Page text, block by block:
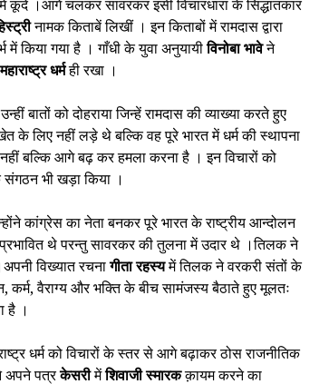
कूदे ।आगे चलकर सावरकर इसी विचारधारा के सिद्धांतकार
नामक किताबें लिखीं । इन किताबों में रामदास द्वारा
में किया गया है । गाँधी के युवा अनुयायीविनोबा भावेने
महाराष्ट्र धर्मही रखा ।
बातों को दोहराया जिन्हें रामदास की व्याख्या करते हुए
के लिए नहीं लड़े थे बल्कि वह पूरे भारत में धर्म की स्थापना
बल्कि आगे बढ़ कर हमला करना है । इन विचारों को
भी खड़ा किया ।
कांग्रेस का नेता बनकर पूरे भारत के राष्ट्रीय आन्दोलन
प्रभावित थे परन्तु सावरकर की तुलना में उदार थे ।तिलक ने
विख्यात रचनागीता रहस्यमें तिलक ने वरकरी संतों के
कर्म, वैराग्य और भक्ति के बीच सामंजस्य बैठाते हुए मूलतः
है ।
धर्म को विचारों के स्तर से आगे बढ़ाकर ठोस राजनीतिक
अपने पत्रकेसरीमेंशिवाजी स्मारकक़ायम करने का